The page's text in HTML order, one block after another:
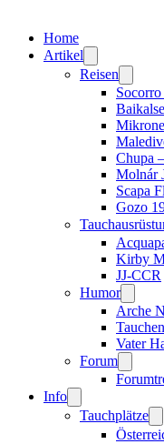
Home
Artikel
Reisen
Chupa
Molnár
Scapa
Gozo
Kirby
JJ-CCR
Humor
Arche
Vater
Forum
Info
Tauchplätze